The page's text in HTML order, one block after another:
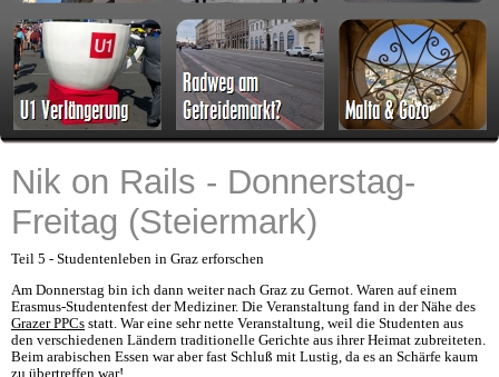
Nik on Rails - Donnerstag-
Freitag (Steiermark)
Teil 5 - Studentenleben in Graz erforschen
Am Donnerstag bin ich dann weiter nach Graz zu Gernot. Waren auf einem
Erasmus-Studentenfest der Mediziner. Die Veranstaltung fand in der Nähe des
Grazer PPCs statt. War eine sehr nette Veranstaltung, weil die Studenten aus
den verschiedenen Ländern traditionelle Gerichte aus ihrer Heimat zubreiteten.
Beim arabischen Essen war aber fast Schluß mit Lustig, da es an Schärfe kaum
zu übertreffen war!